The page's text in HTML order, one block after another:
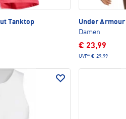
Tanktop
Under Armour
Damen
€ 23,99
UVP* € 29,99